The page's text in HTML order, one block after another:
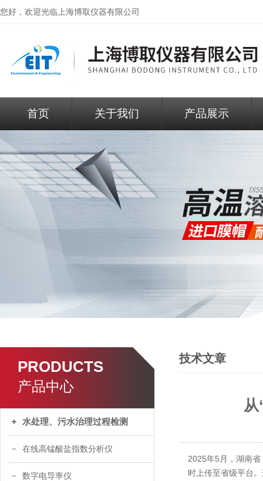
您好，欢迎光临上海博取仪器有限公司
首页 关于我们 产品展示
PRODUCTS
产品中心
水处理、污水治理过程检测
在线高锰酸盐指数分析仪
数字电导率仪
技术文章
从
2025年5月，湖南
时上传至省级平台